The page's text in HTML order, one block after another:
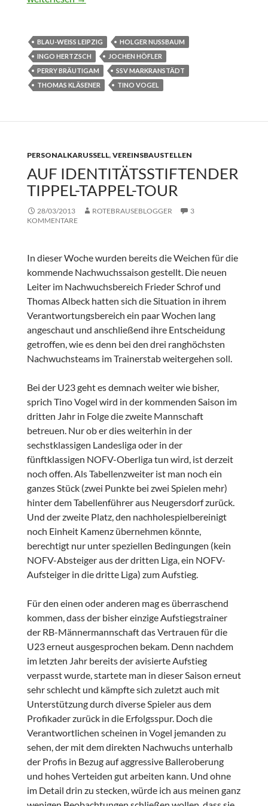
BLAU-WEISS LEIPZIG
HOLGER NUSSBAUM
INGO HERTZSCH
JOCHEN HÖFLER
PERRY BRÄUTIGAM
SSV MARKRANSTÄDT
THOMAS KLÄSENER
TINO VOGEL
PERSONALKARUSSELL, VEREINSBAUSTELLEN
AUF IDENTITÄTSSTIFTENDER
TIPPEL-TAPPEL-TOUR
28/03/2013 ROTEBRAUSEBLOGGER
3
KOMMENTARE
In dieser Woche wurden bereits die Weichen für die
kommende Nachwuchssaison gestellt. Die neuen
Leiter im Nachwuchsbereich Frieder Schrof und
Thomas Albeck hatten sich die Situation in ihrem
Verantwortungsbereich ein paar Wochen lang
angeschaut und anschließend ihre Entscheidung
getroffen, wie es denn bei den drei ranghöchsten
Nachwuchsteams im Trainerstab weitergehen soll.
Bei der U23 geht es demnach weiter wie bisher,
sprich Tino Vogel wird in der kommenden Saison im
dritten Jahr in Folge die zweite Mannschaft
betreuen. Nur ob er dies weiterhin in der
sechstklassigen Landesliga oder in der
fünftklassigen NOFV-Oberliga tun wird, ist derzeit
noch offen. Als Tabellenzweiter ist man noch ein
ganzes Stück (zwei Punkte bei zwei Spielen mehr)
hinter dem Tabellenführer aus Neugersdorf zurück.
Und der zweite Platz, den nachholespielbereinigt
noch Einheit Kamenz übernehmen könnte,
berechtigt nur unter speziellen Bedingungen (kein
NOFV-Absteiger aus der dritten Liga, ein NOFV-
Aufsteiger in die dritte Liga) zum Aufstieg.
Für den einen oder anderen mag es überraschend
kommen, dass der bisher einzige Aufstiegstrainer
der RB-Männermannschaft das Vertrauen für die
U23 erneut ausgesprochen bekam. Denn nachdem
im letzten Jahr bereits der avisierte Aufstieg
verpasst wurde, startete man in dieser Saison erneut
sehr schlecht und kämpfte sich zuletzt auch mit
Unterstützung durch diverse Spieler aus dem
Profikader zurück in die Erfolgsspur. Doch die
Verantwortlichen scheinen in Vogel jemanden zu
sehen, der mit dem direkten Nachwuchs unterhalb
der Profis in Bezug auf aggressive Balleroberung
und hohes Verteiden gut arbeiten kann. Und ohne
im Detail drin zu stecken, würde ich aus meinen ganz